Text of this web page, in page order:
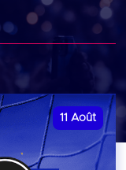
11 Août